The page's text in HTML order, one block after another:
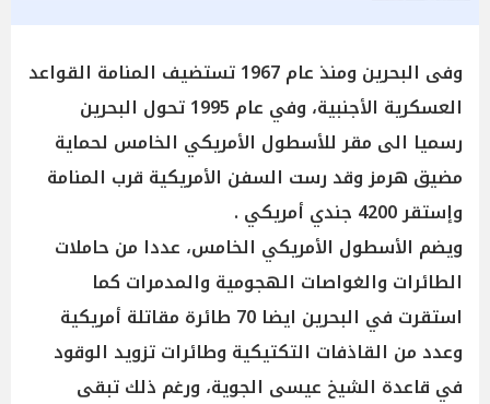
وفى البحرين ومنذ عام 1967 تستضيف المنامة القواعد
العسكرية الأجنبية، وفي عام 1995 تحول البحرين
رسميا الى مقر للأسطول الأمريكي الخامس لحماية
مضيق هرمز وقد رست السفن الأمريكية قرب المنامة
وإستقر 4200 جندي أمريكي .
ويضم الأسطول الأمريكي الخامس، عددا من حاملات
الطائرات والغواصات الهجومية والمدمرات كما
استقرت في البحرين ايضا 70 طائرة مقاتلة أمريكية
وعدد من القاذفات التكتيكية وطائرات تزويد الوقود
في قاعدة الشيخ عيسى الجوية، ورغم ذلك تبقى